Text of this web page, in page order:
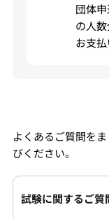
団体
の人
お支払
よくあるご質問を
びください。
試験に関するご質